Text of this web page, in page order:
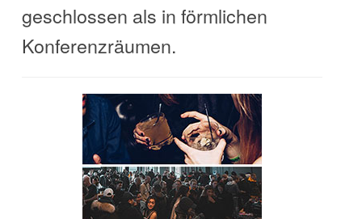
geschlossen als in förmlichen
Konferenzräumen.